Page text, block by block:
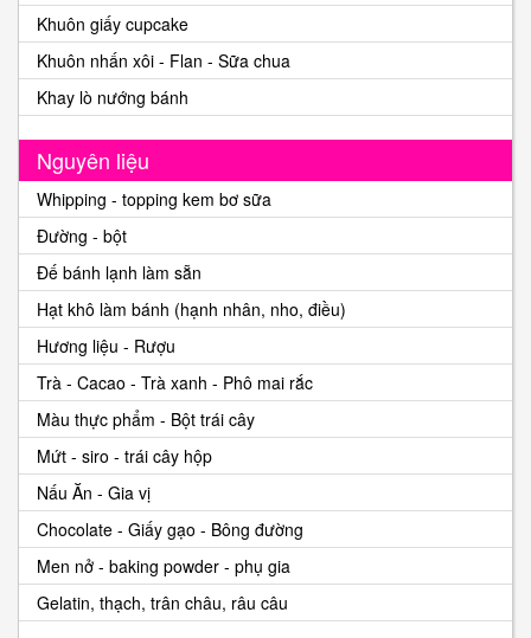
Khuôn giấy cupcake
Khuôn nhấn xôi - Flan - Sữa chua
Khay lò nướng bánh
Nguyên liệu
Whipping - topping kem bơ sữa
Đường - bột
Đế bánh lạnh làm sẵn
Hạt khô làm bánh (hạnh nhân, nho, điều)
Hương liệu - Rượu
Trà - Cacao - Trà xanh - Phô mai rắc
Màu thực phẩm - Bột trái cây
Mứt - siro - trái cây hộp
Nấu Ăn - Gia vị
Chocolate - Giấy gạo - Bông đường
Men nở - baking powder - phụ gia
Gelatin, thạch, trân châu, râu câu